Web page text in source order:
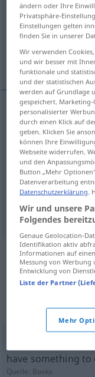
Übersicht aller
(Für mehr Details die
drink
drink Trunk
draught Trunk
potion Trunk MED
für
geprüft)
have something to
Quelle: Books
ändern oder Ihre
Privatsphäre-
Einstellungen gelten
finden Sie in unserer
Wir verwenden
und wir besser mit
funktionale und
und der statistischen
werden auf Grundlage
gespeichert.
personalisierter
durch einen Klick auf
geben. Klicken Sie
können Ihre
Webseite widerrufen.
und den
Button „Mehr
Datenverarbeitung
Datenschutzerklärung.
Wir und unsere
Folgendes
Genaue Geolocation-
Identifikation aktiv
Informationen auf
Messung von
Entwicklung von
Liste der Partner
Mehr